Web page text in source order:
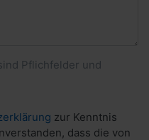
Pflichfelder und
zur Kenntnis
dass die von